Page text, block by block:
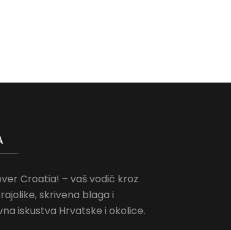
Croatia! – vaš vodič kroz
skrivena blaga i
iskustva Hrvatske i okolice.